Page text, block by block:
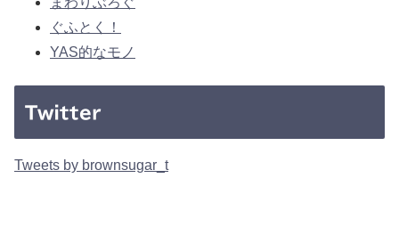
ぐふとく！
YAS的なモノ
Twitter
Tweets by brownsugar_t